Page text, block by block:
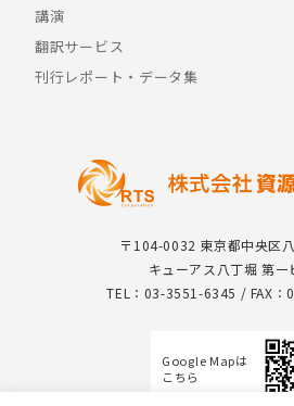
〒104-0032 東京都中央区
キューアス八丁堀 第一
TEL：03-3551-6345 / FAX
Google Mapは
こちら
講演
翻訳サービス
刊行レポート・データ集